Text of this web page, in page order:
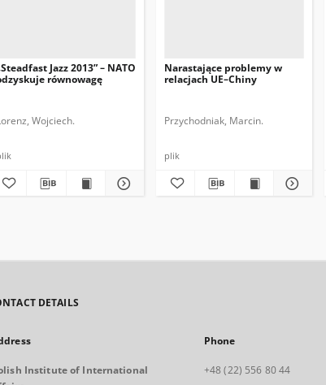
Jazz 2013” – NATO
równowagę
Wojciech.
Narastające problemy w
relacjach UE–Chiny
Przychodniak, Marcin.
plik
DETAILS
Institute of International
Phone
+48 (22) 556 80 44